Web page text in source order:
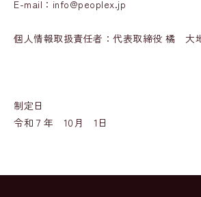
E-mail：info@peoplex.jp
個人情報取扱責任者：代表取締役 橘 大
制定日
令和７年 10月 1日